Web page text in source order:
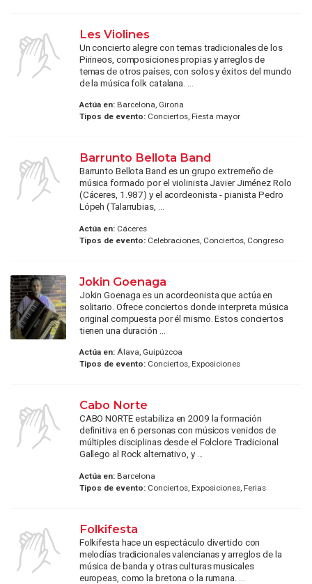
Les Violines
Un concierto alegre con temas tradicionales de los
Pirineos, composiciones propias y arreglos de
temas de otros países, con solos y éxitos del mundo
de la música folk catalana. ...
Actúa en:Barcelona, Girona
Tipos de evento:Conciertos, Fiesta mayor
Barrunto Bellota Band
Barrunto Bellota Band es un grupo extremeño de
música formado por el violinista Javier Jiménez Rolo
(Cáceres, 1.987) y el acordeonista - pianista Pedro
Lópeh (Talarrubias, ...
Actúa en:Cáceres
Tipos de evento:Celebraciones, Conciertos, Congreso
Jokin Goenaga
Jokin Goenaga es un acordeonista que actúa en
solitario. Ofrece conciertos donde interpreta música
original compuesta por él mismo. Estos conciertos
tienen una duración ...
Actúa en:Álava, Guipúzcoa
Tipos de evento:Conciertos, Exposiciones
Cabo Norte
CABO NORTE estabiliza en 2009 la formación
definitiva en 6 personas con músicos venidos de
múltiples disciplinas desde el Folclore Tradicional
Gallego al Rock alternativo, y ...
Actúa en:Barcelona
Tipos de evento:Conciertos, Exposiciones, Ferias
Folkifesta
Folkifesta hace un espectáculo divertido con
melodías tradicionales valencianas y arreglos de la
música de banda y otras culturas musicales
europeas, como la bretona o la rumana. ...